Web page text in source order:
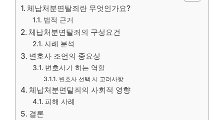
체납처분면탈죄란 무엇인가요?
법적 근거
체납처분면탈죄의 구성요건
사례 분석
변호사 조언의 중요성
변호사가 하는 역할
변호사 선택 시 고려사항
체납처분면탈죄의 사회적 영향
피해 사례
결론